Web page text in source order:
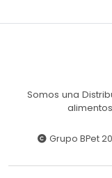
Somos una
Grupo BPet